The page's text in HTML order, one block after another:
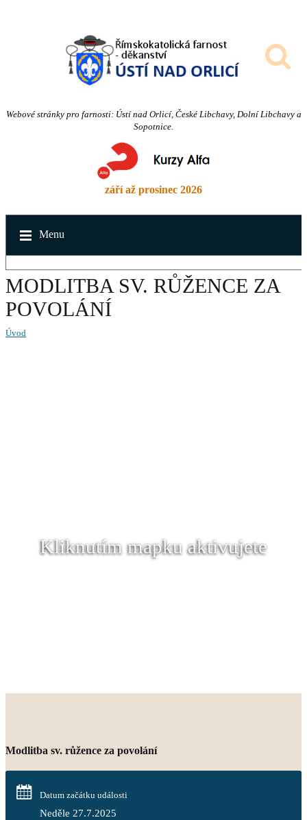
Webové stránky pro farnosti: Ústí nad Orlicí, České Libchavy, Dolní Libchavy a
Sopotnice.
září až prosinec 2026
Menu
MODLITBA SV. RŮŽENCE ZA
POVOLÁNÍ
Úvod
Kliknutím mapku aktivujete
Modlitba sv. růžence za povolání
Datum začátku události
Neděle 27.7.2025